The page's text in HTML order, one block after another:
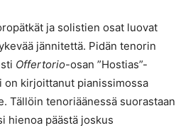
ja solistien osat luovat
jännitettä. Pidän tenorin
Offertorio-osan ”Hostias”-
on kirjoittanut pianissimossa
Tällöin tenoriäänessä suorastaan
hienoa päästä joskus